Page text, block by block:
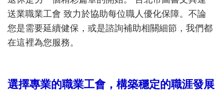
送業職業工會 致力於協助每位職人優化保障。不論
您是需要延續健保，或是諮詢補助相關細節，我們都
在這裡為您服務。
選擇專業的職業工會，構築穩定的職涯發展